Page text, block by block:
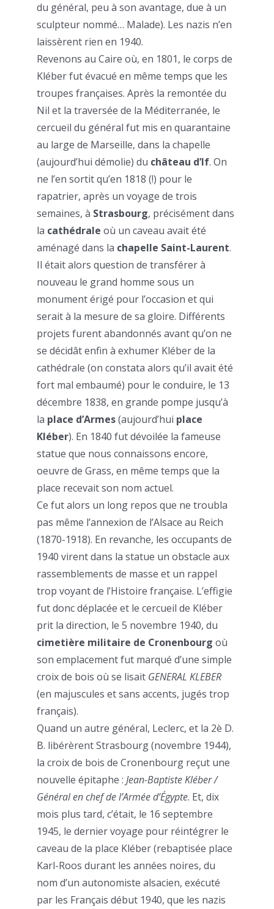
du général, peu à son avantage, due à un
sculpteur nommé… Malade). Les nazis n’en
laissèrent rien en 1940.
Revenons au Caire où, en 1801, le corps de
Kléber fut évacué en même temps que les
troupes françaises. Après la remontée du
Nil et la traversée de la Méditerranée, le
cercueil du général fut mis en quarantaine
au large de Marseille, dans la chapelle
(aujourd’hui démolie) du château d’If. On
ne l’en sortit qu’en 1818 (!) pour le
rapatrier, après un voyage de trois
semaines, à Strasbourg, précisément dans
la cathédrale où un caveau avait été
aménagé dans la chapelle Saint-Laurent.
Il était alors question de transférer à
nouveau le grand homme sous un
monument érigé pour l’occasion et qui
serait à la mesure de sa gloire. Différents
projets furent abandonnés avant qu’on ne
se décidât enfin à exhumer Kléber de la
cathédrale (on constata alors qu’il avait été
fort mal embaumé) pour le conduire, le 13
décembre 1838, en grande pompe jusqu’à
la place d’Armes(aujourd’hui place
Kléber). En 1840 fut dévoilée la fameuse
statue que nous connaissons encore,
oeuvre de Grass, en même temps que la
place recevait son nom actuel.
Ce fut alors un long repos que ne troubla
pas même l’annexion de l’Alsace au Reich
(1870-1918). En revanche, les occupants de
1940 virent dans la statue un obstacle aux
rassemblements de masse et un rappel
trop voyant de l’Histoire française. L’effigie
fut donc déplacée et le cercueil de Kléber
prit la direction, le 5 novembre 1940, du
cimetière militaire de Cronenbourg où
son emplacement fut marqué d’une simple
croix de bois où se lisait GENERAL KLEBER
(en majuscules et sans accents, jugés trop
français).
Quand un autre général, Leclerc, et la 2è D.
B. libérèrent Strasbourg (novembre 1944),
la croix de bois de Cronenbourg reçut une
nouvelle épitaphe : Jean-Baptiste Kléber /
Général en chef de l’Armée d’Égypte. Et, dix
mois plus tard, c’était, le 16 septembre
1945, le dernier voyage pour réintégrer le
caveau de la place Kléber (rebaptisée place
Karl-Roos durant les années noires, du
nom d’un autonomiste alsacien, exécuté
par les Français début 1940, que les nazis